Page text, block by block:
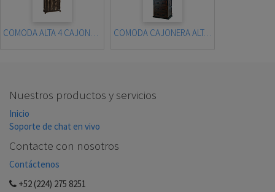
COMODA ALTA 4 CAJONES HUNTSVILLE COMODA CAJONERA ALTA HACIENDA
Nuestros productos y servicios
Inicio
Soporte de chat en vivo
Contacte con nosotros
Contáctenos
+52 (224) 275 8251